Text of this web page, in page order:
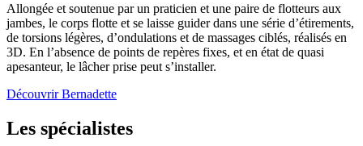
Allongée et soutenue par un praticien et une paire de flotteurs aux
jambes, le corps flotte et se laisse guider dans une série d’étirements,
de torsions légères, d’ondulations et de massages ciblés, réalisés en
3D. En l’absence de points de repères fixes, et en état de quasi
apesanteur, le lâcher prise peut s’installer.
Découvrir Bernadette
Les spécialistes